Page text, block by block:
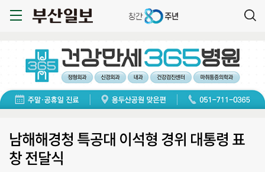
남해해경청 특공대 이석형 경위 대통령 표
창 전달식